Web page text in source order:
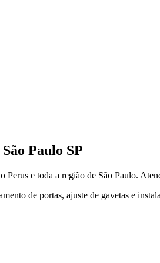
São Paulo SP
Perus e toda a região de São Paulo.
de portas, ajuste de gavetas e